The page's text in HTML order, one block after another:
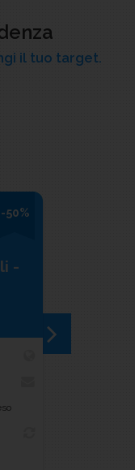
il tuo target.
-50%
-
Italia